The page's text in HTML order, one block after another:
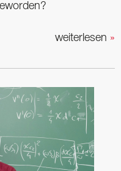
weiterlesen »